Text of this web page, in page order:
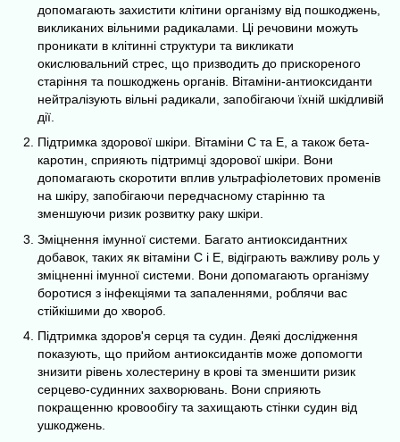
допомагають захистити клітини організму від пошкоджень,
викликаних вільними радикалами. Ці речовини можуть
проникати в клітинні структури та викликати
окислювальний стрес, що призводить до прискореного
старіння та пошкоджень органів. Вітаміни-антиоксиданти
нейтралізують вільні радикали, запобігаючи їхній шкідливій
дії.
Підтримка здорової шкіри. Вітаміни C та E, а також бета-
каротин, сприяють підтримці здорової шкіри. Вони
допомагають скоротити вплив ультрафіолетових променів
на шкіру, запобігаючи передчасному старінню та
зменшуючи ризик розвитку раку шкіри.
Зміцнення імунної системи. Багато антиоксидантних
добавок, таких як вітаміни С і Е, відіграють важливу роль у
зміцненні імунної системи. Вони допомагають організму
боротися з інфекціями та запаленнями, роблячи вас
стійкішими до хвороб.
Підтримка здоров'я серця та судин. Деякі дослідження
показують, що прийом антиоксидантів може допомогти
знизити рівень холестерину в крові та зменшити ризик
серцево-судинних захворювань. Вони сприяють
покращенню кровообігу та захищають стінки судин від
ушкоджень.